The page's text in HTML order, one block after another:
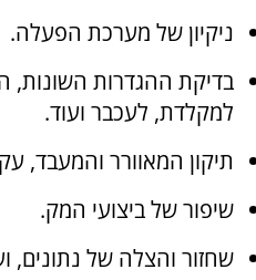
ניקיון של מערכת הפעלה.
בדיקת ההגדרות השונות,
למקלדת, לעכבר ועוד.
תיקון המאוורר והמעבד,
שיפור של ביצועי המק.
שחזור והצלה של נתונים,